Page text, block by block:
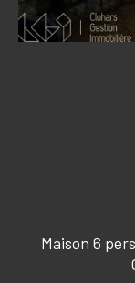
Maison 6
Pièces
Pièces